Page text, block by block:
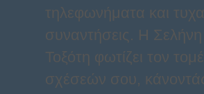
τηλεφωνήματα και
συναντήσεις. Η
Τοξότη φωτίζει τον
σχέσεών σου,